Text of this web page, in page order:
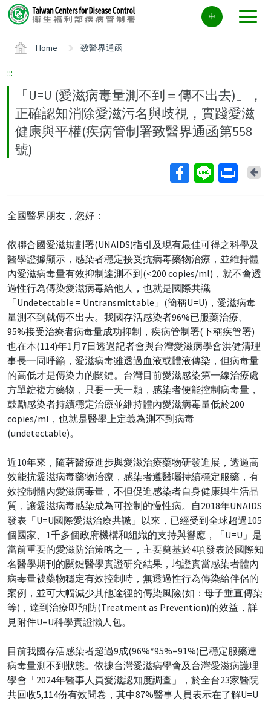
Center
block
中
Home 致醫界通函
:::
「U=U (愛滋病毒量測不到＝傳不出去)」，
正確認知消除愛滋污名與歧視，實踐愛滋
健康與平權(疾病管制署致醫界通函第558
號)
全國醫界朋友，您好：
依聯合國愛滋規劃署(UNAIDS)指引及現有最佳可得之科學及
醫學證據顯示，感染者穩定接受抗病毒藥物治療，並維持體
內愛滋病毒量有效抑制達測不到(<200 copies/ml)，就不會透
過性行為傳染愛滋病毒給他人，也就是國際共識
「Undetectable = Untransmittable」(簡稱U=U)，愛滋病毒
量測不到就傳不出去。我國存活感染者96%已服藥治療、
95%接受治療者病毒量成功抑制，疾病管制署(下稱疾管署)
也在本(114)年1月7日透過記者會與台灣愛滋病學會洪健清理
事長一同呼籲，愛滋病毒雖透過血液或體液傳染，但病毒量
的高低才是傳染力的關鍵。台灣目前愛滋感染第一線治療處
方單錠複方藥物，只要一天一顆，感染者便能控制病毒量，
鼓勵感染者持續穩定治療並維持體內愛滋病毒量低於200
copies/ml，也就是醫學上定義為測不到病毒
(undetectable)。
近10年來，隨著醫療進步與愛滋治療藥物研發進展，透過高
效能抗愛滋病毒藥物治療，感染者遵醫囑持續穩定服藥，有
效控制體內愛滋病毒量，不但促進感染者自身健康與生活品
質，讓愛滋病毒感染成為可控制的慢性病。自2018年UNAIDS
發表「U=U國際愛滋治療共識」以來，已經受到全球超過105
個國家、1千多個政府機構和組織的支持與響應，「U=U」是
當前重要的愛滋防治策略之一，主要奠基於4項發表於國際知
名醫學期刊的關鍵醫學實證研究結果，均證實當感染者體內
病毒量被藥物穩定有效控制時，無透過性行為傳染給伴侶的
案例，並可大幅減少其他途徑的傳染風險(如：母子垂直傳染
等)，達到治療即預防(Treatment as Prevention)的效益，詳
見附件U=U科學實證懶人包。
目前我國存活感染者超過9成(96%*95%=91%)已穩定服藥達
病毒量測不到狀態。依據台灣愛滋病學會及台灣愛滋病護理
學會「2024年醫事人員愛滋認知度調查」，於全台23家醫院
共回收5,114份有效問卷，其中87%醫事人員表示在了解U=U